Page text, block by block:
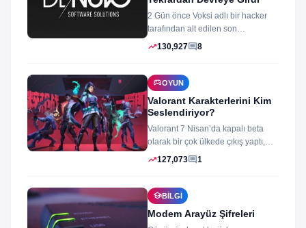
2 Gün önce Voksi adlı bir hacker
tarafından alt edilen son
dönemlerin yıkılmaz korsan
trending_up130,927comment8
sports_esportsOYUN
Valorant Karakterlerini Kim
Seslendiriyor?
Valorant 7 Nisan’da kapalı beta
olarak bir çok ülkede çıkış yaptı,
oyun izleyenler ve oynayanlar...
trending_up127,073comment1
schoolBILGI
Modem Arayüz Şifreleri